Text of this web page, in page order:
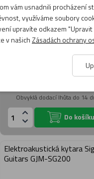
13
Obvyklá dodací lhůta do 14
Do košíku
Elektroakustická kytara
Guitars GJM-SG200
vám usnadnili procházení
využíváme soubory
upravíte odkazem
v našich Zásadách ochrany